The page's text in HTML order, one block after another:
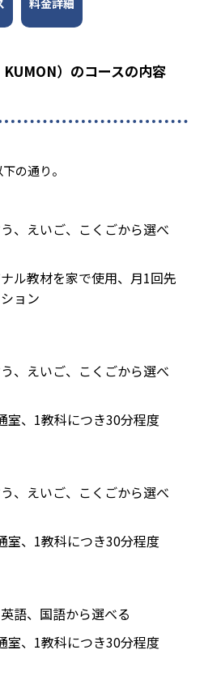
料金詳細
）のコースの内容
の通り。
、えいご、こくごから選べ
ル教材を家で使用、月1回先
ョン
、えいご、こくごから選べ
室、1教科につき30分程度
、えいご、こくごから選べ
室、1教科につき30分程度
語、国語から選べる
室、1教科につき30分程度